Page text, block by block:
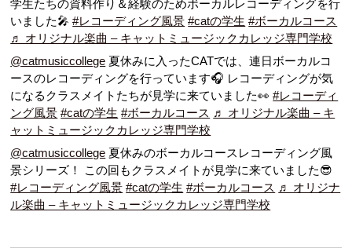
学生たちの資料作り＆経験のためボーカルレコーディングを行
いました🎤#レコーディング風景 #catの学生 #ボーカルコース
♬ オリジナル楽曲 – キャットミュージックカレッジ専門学校
@catmusiccollege 夏休みに入ったCATでは、連日ボーカルコ
ースのレコーディングを行っています🎧 レコーディングが気
になるクラスメイトたちが見学に来ていました👀#レコーディ
ング風景 #catの学生 #ボーカルコース ♬ オリジナル楽曲 – キ
ャットミュージックカレッジ専門学校
@catmusiccollege 夏休みのボーカルコースレコーディング風
景シリーズ！ この回もクラスメイトが見学に来ていました😎
#レコーディング風景 #catの学生 #ボーカルコース ♬ オリジナ
ル楽曲 – キャットミュージックカレッジ専門学校